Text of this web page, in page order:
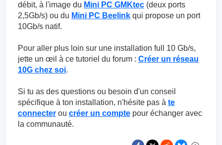
débit, à l'image du Mini PC GMKtec (deux ports
2,5Gb/s) ou du Mini PC Beelink qui propose un port
10Gb/s natif.
Pour aller plus loin sur une installation full 10 Gb/s,
jette un œil à ce tutoriel du forum : Créer un réseau
10G chez soi.
Si tu as des questions ou besoin d'un conseil
spécifique à ton installation, n'hésite pas à te
connecter ou créer un compte pour échanger avec
la communauté.